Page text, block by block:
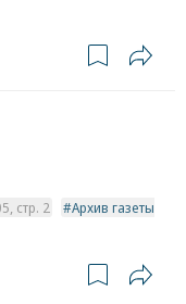
стр. 2
Архив газеты